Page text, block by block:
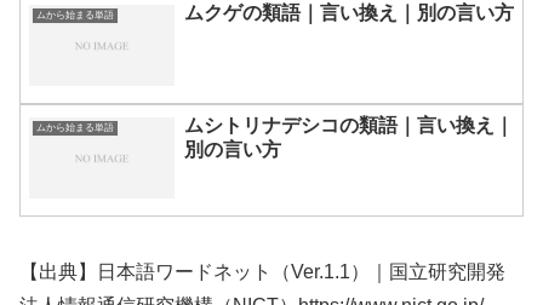
ムから始まる単語 ムクゲの類語｜言い換え｜別の言い方
ムから始まる単語
ムシトリナデシコの類語｜言い換え｜
別の言い方
【出典】日本語ワードネット（Ver.1.1）｜国立研究開発